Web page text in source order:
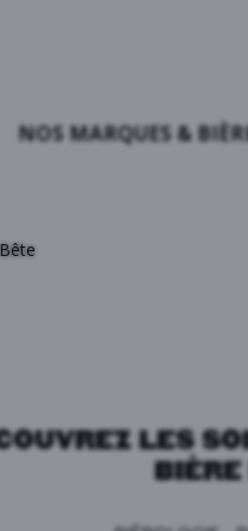
NOS MARQUES &
LES